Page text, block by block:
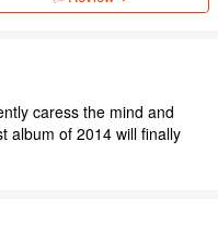
caress the mind and
album of 2014 will finally